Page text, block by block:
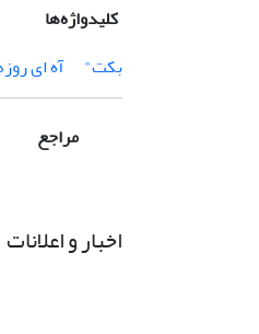
کلیدواژه‌ها
بکت"
آه ای
مراجع
اخبار و اعلانات